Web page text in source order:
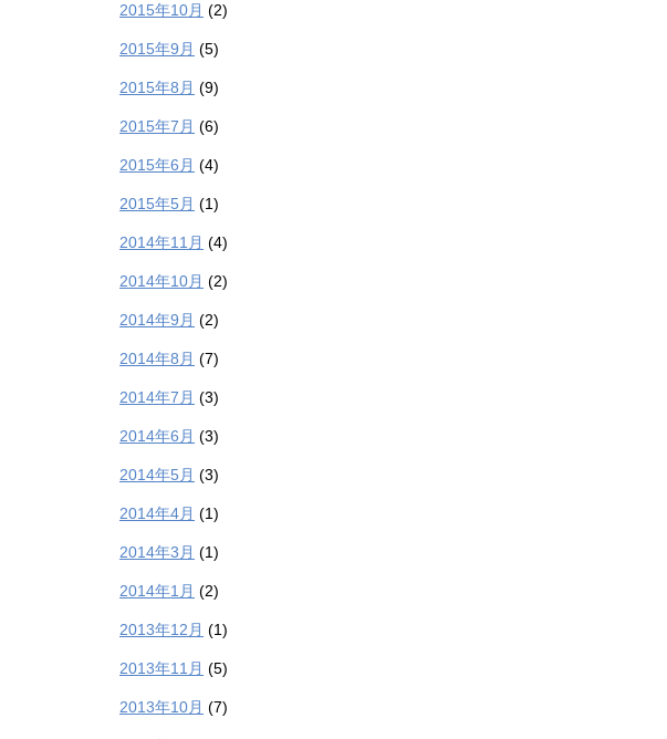
2015年10月 (2)
2015年9月 (5)
2015年8月 (9)
2015年7月 (6)
2015年6月 (4)
2015年5月 (1)
2014年11月 (4)
2014年10月 (2)
2014年9月 (2)
2014年8月 (7)
2014年7月 (3)
2014年6月 (3)
2014年5月 (3)
2014年4月 (1)
2014年3月 (1)
2014年1月 (2)
2013年12月 (1)
2013年11月 (5)
2013年10月 (7)